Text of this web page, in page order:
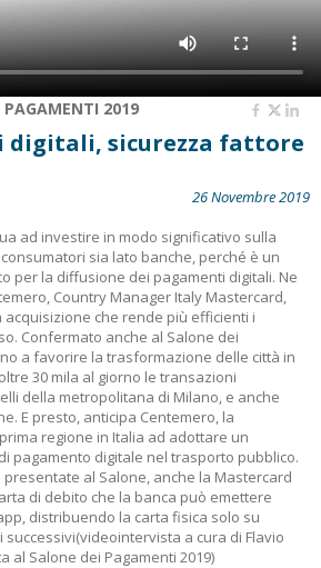
PAGAMENTI 2019
digitali, sicurezza fattore
26 Novembre 2019
ad investire in modo significativo sulla
sia lato banche, perché è un
per la diffusione dei pagamenti digitali. Ne
Country Manager Italy Mastercard,
che rende più efficienti i
Confermato anche al Salone dei
a favorire la trasformazione delle città in
30 mila al giorno le transazioni
della metropolitana di Milano, e anche
E presto, anticipa Centemero, la
regione in Italia ad adottare un
pagamento digitale nel trasporto pubblico.
al Salone, anche la Mastercard
di debito che la banca può emettere
distribuendo la carta fisica solo su
successivi(videointervista a cura di Flavio
al Salone dei Pagamenti 2019)